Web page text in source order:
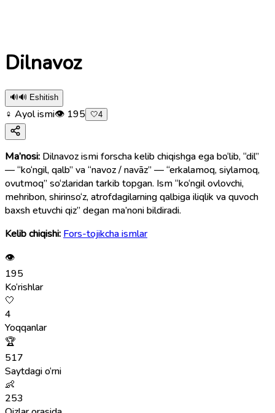
Dilnavoz
🔊🔊 Eshitish
♀ Ayol ismi👁 195 🤍4
Ma’nosi: Dilnavoz ismi forscha kelib chiqishga ega bo‘lib, “dil”
— “ko‘ngil, qalb” va “navoz / navāz” — “erkalamoq, siylamoq,
ovutmoq” so‘zlaridan tarkib topgan. Ism “ko‘ngil ovlovchi,
mehribon, shirinso‘z, atrofdagilarning qalbiga iliqlik va quvoch
baxsh etuvchi qiz” degan ma’noni bildiradi.
Kelib chiqishi: Fors-tojikcha ismlar
👁
195
Ko‘rishlar
🤍
4
Yoqqanlar
🏆
517
Saytdagi o‘rni
👶
253